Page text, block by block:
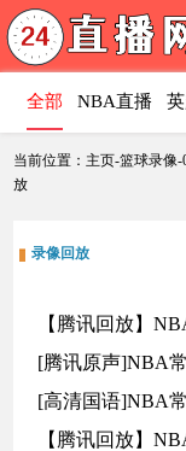
全部 NBA直播
当前位置：主页-篮球录像
放
录像回放
【腾讯回放】
[腾讯原声]NBA
[高清国语]NBA
【腾讯回放】